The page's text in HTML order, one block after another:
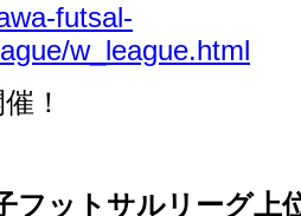
futsal-
w_league.html
！
フットサルリーグ上